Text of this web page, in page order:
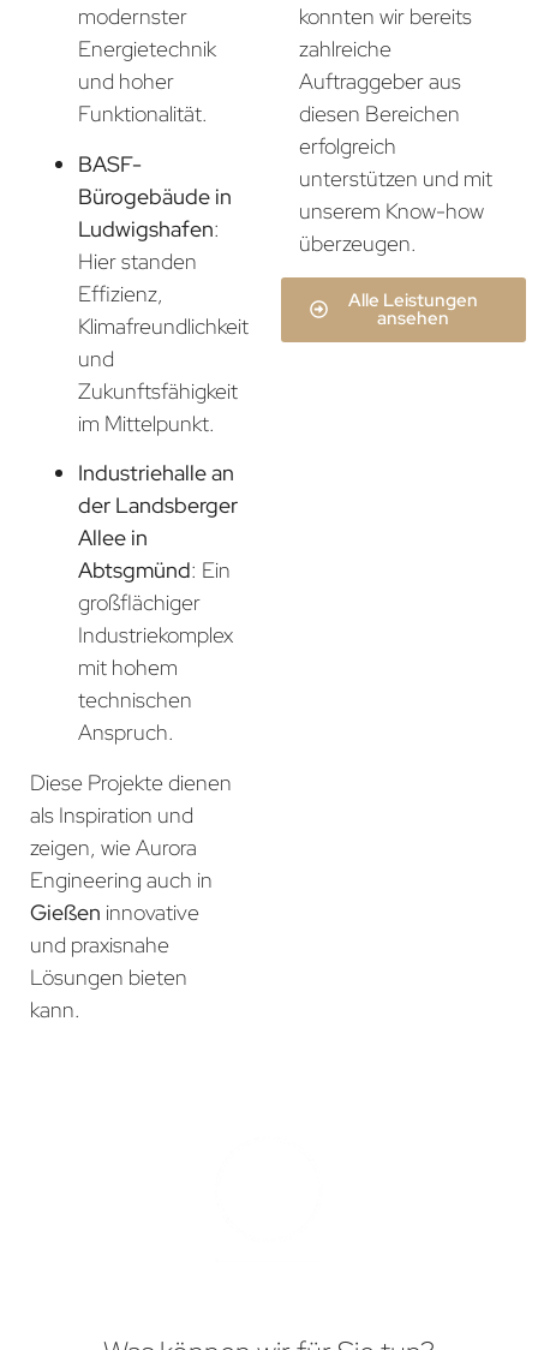
modernster
Energietechnik
und hoher
Funktionalität.
BASF-
Bürogebäude in
Ludwigshafen:
Hier standen
Effizienz,
Klimafreundlichkeit
und
Zukunftsfähigkeit
im Mittelpunkt.
Industriehalle an
der Landsberger
Allee in
Abtsgmünd: Ein
großflächiger
Industriekomplex
mit hohem
technischen
Anspruch.
Diese Projekte dienen
als Inspiration und
zeigen, wie Aurora
Engineering auch in
Gießen innovative
und praxisnahe
Lösungen bieten
kann.
konnten wir bereits
zahlreiche
Auftraggeber aus
diesen Bereichen
erfolgreich
unterstützen und mit
unserem Know-how
überzeugen.
Alle Leistungen
ansehen